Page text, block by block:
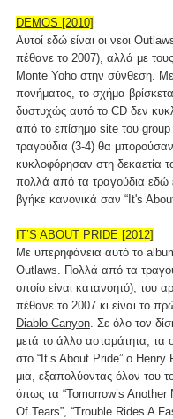
DEMOS [2010]
Αυτοί εδώ είναι οι νεοι
πέθανε το 2007), αλλά με
Monte Yoho στην σύνθεση.
πονήματος, το σχήμα
δυστυχώς αυτό το CD δεν
από το επίσημο site του
τραγούδια (3-4) θα μπορούσαν
κυκλοφόρησαν στη δεκαετία
πολλά από τα τραγούδια εδώ
βγήκε κανονικά σαν “It's
IT’S ABOUT PRIDE [2012]
Με υπερηφάνεια αυτό το
Outlaws. Πολλά από τα
οποίο είναι κατανοητό), του
πέθανε το 2007 κι είναι το
Diablo Canyon . Σε όλο τον
μετά το άλλο ασταμάτητα, τα
στο “It’s About Pride” ο Henry
μια, εξαπολύοντας όλον του
όπως τα “Tomorrow’s Another
Of Tears”, “Trouble Rides A